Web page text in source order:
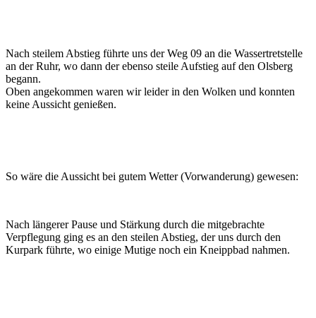
Nach steilem Abstieg führte uns der Weg 09 an die Wassertretstelle
an der Ruhr, wo dann der ebenso steile Aufstieg auf den Olsberg
begann.
Oben angekommen waren wir leider in den Wolken und konnten
keine Aussicht genießen.
So wäre die Aussicht bei gutem Wetter (Vorwanderung) gewesen:
Nach längerer Pause und Stärkung durch die mitgebrachte
Verpflegung ging es an den steilen Abstieg, der uns durch den
Kurpark führte, wo einige Mutige noch ein Kneippbad nahmen.